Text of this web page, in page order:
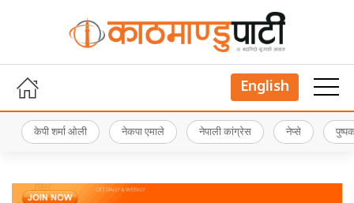
English
केपी शर्मा ओली नेकपा एमाले नेपाली कांग्रेस नेप्से